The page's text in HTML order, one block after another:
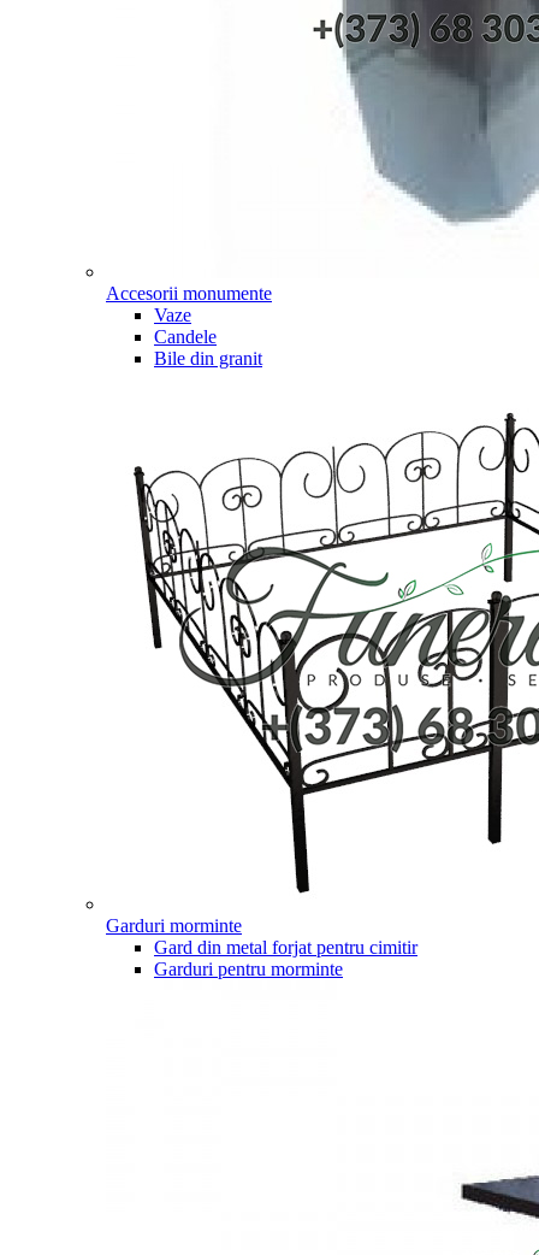
Accesorii monumente
Vaze
Candele
Bile din granit
Garduri morminte
Gard din metal forjat pentru cimitir
Garduri pentru morminte